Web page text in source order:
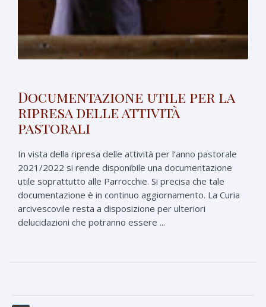
Documentazione utile per la
ripresa delle attività
pastorali
In vista della ripresa delle attività per l’anno pastorale
2021/2022 si rende disponibile una documentazione
utile soprattutto alle Parrocchie. Si precisa che tale
documentazione è in continuo aggiornamento. La Curia
arcivescovile resta a disposizione per ulteriori
delucidazioni che potranno essere ...